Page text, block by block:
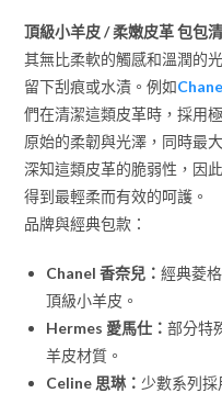
頂級小羊皮 / 柔嫩皮革 包包
其無比柔軟的觸感和溫潤的
留下刮痕或水漬。例如
們在清潔這類皮革時，採用
原始的柔韌與光澤，同時最
深知這類皮革的脆弱性，因
得到最輕柔而有效的呵護。
品牌與經典包款：
Chanel 香奈兒：經典菱
頂級小羊皮。
Hermes 愛馬仕：部分特
羊皮材質。
Celine 思琳： 少數系列